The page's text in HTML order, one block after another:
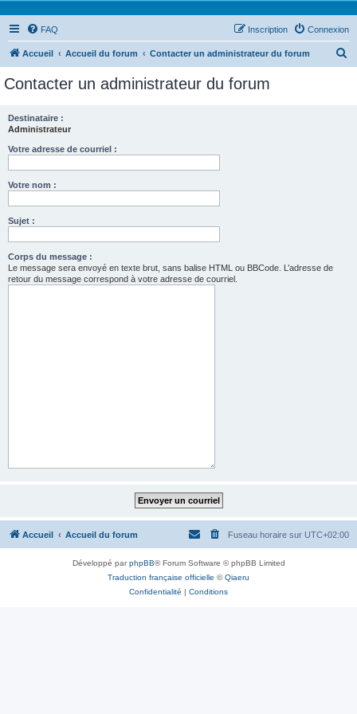
FAQ Connexion
Inscription
Accueil Accueil du forum Contacter un administrateur du forum
Contacter un administrateur du forum
Destinataire :
Administrateur
Votre adresse de courriel :
Votre nom :
Sujet :
Corps du message :
Le message sera envoyé en texte brut, sans balise HTML ou BBCode. L’adresse de
retour du message correspond à votre adresse de courriel.
Accueil Accueil du forum Fuseau horaire sur UTC+02:00
Développé parphpBB® Forum Software © phpBB Limited
Traduction française officielle ©Qiaeru
Confidentialité | Conditions